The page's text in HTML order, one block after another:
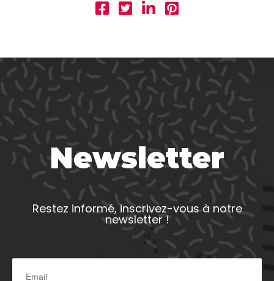
Newsletter
Restez informé, inscrivez-vous à notre
newsletter !